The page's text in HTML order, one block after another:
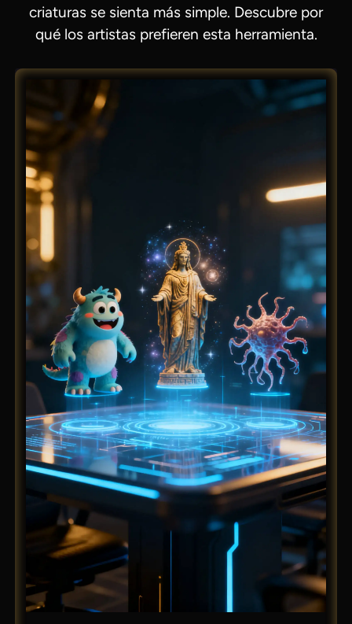
criaturas se sienta más simple. Descubre por
qué los artistas prefieren esta herramienta.